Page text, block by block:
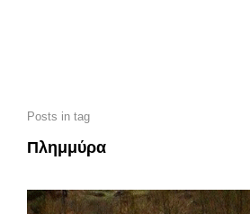
Posts in tag
Πλημμύρα